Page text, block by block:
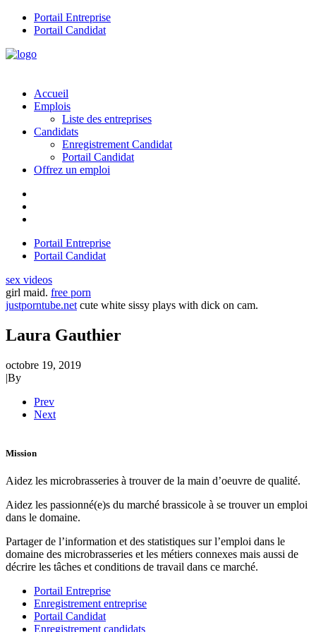
Portail Entreprise
Portail Candidat
Accueil
Emplois
Liste des entreprises
Candidats
Enregistrement Candidat
Portail Candidat
Offrez un emploi
Portail Entreprise
Portail Candidat
sex videos
girl maid. free porn
justporntube.net cute white sissy plays with dick on cam.
Laura Gauthier
octobre 19, 2019
|By
Prev
Next
Mission
Aidez les microbrasseries à trouver de la main d’oeuvre de qualité.
Aidez les passionné(e)s du marché brassicole à se trouver un emploi
dans le domaine.
Partager de l’information et des statistiques sur l’emploi dans le
domaine des microbrasseries et les métiers connexes mais aussi de
décrire les tâches et conditions de travail dans ce marché.
Portail Entreprise
Enregistrement entreprise
Portail Candidat
Enregistrement candidats